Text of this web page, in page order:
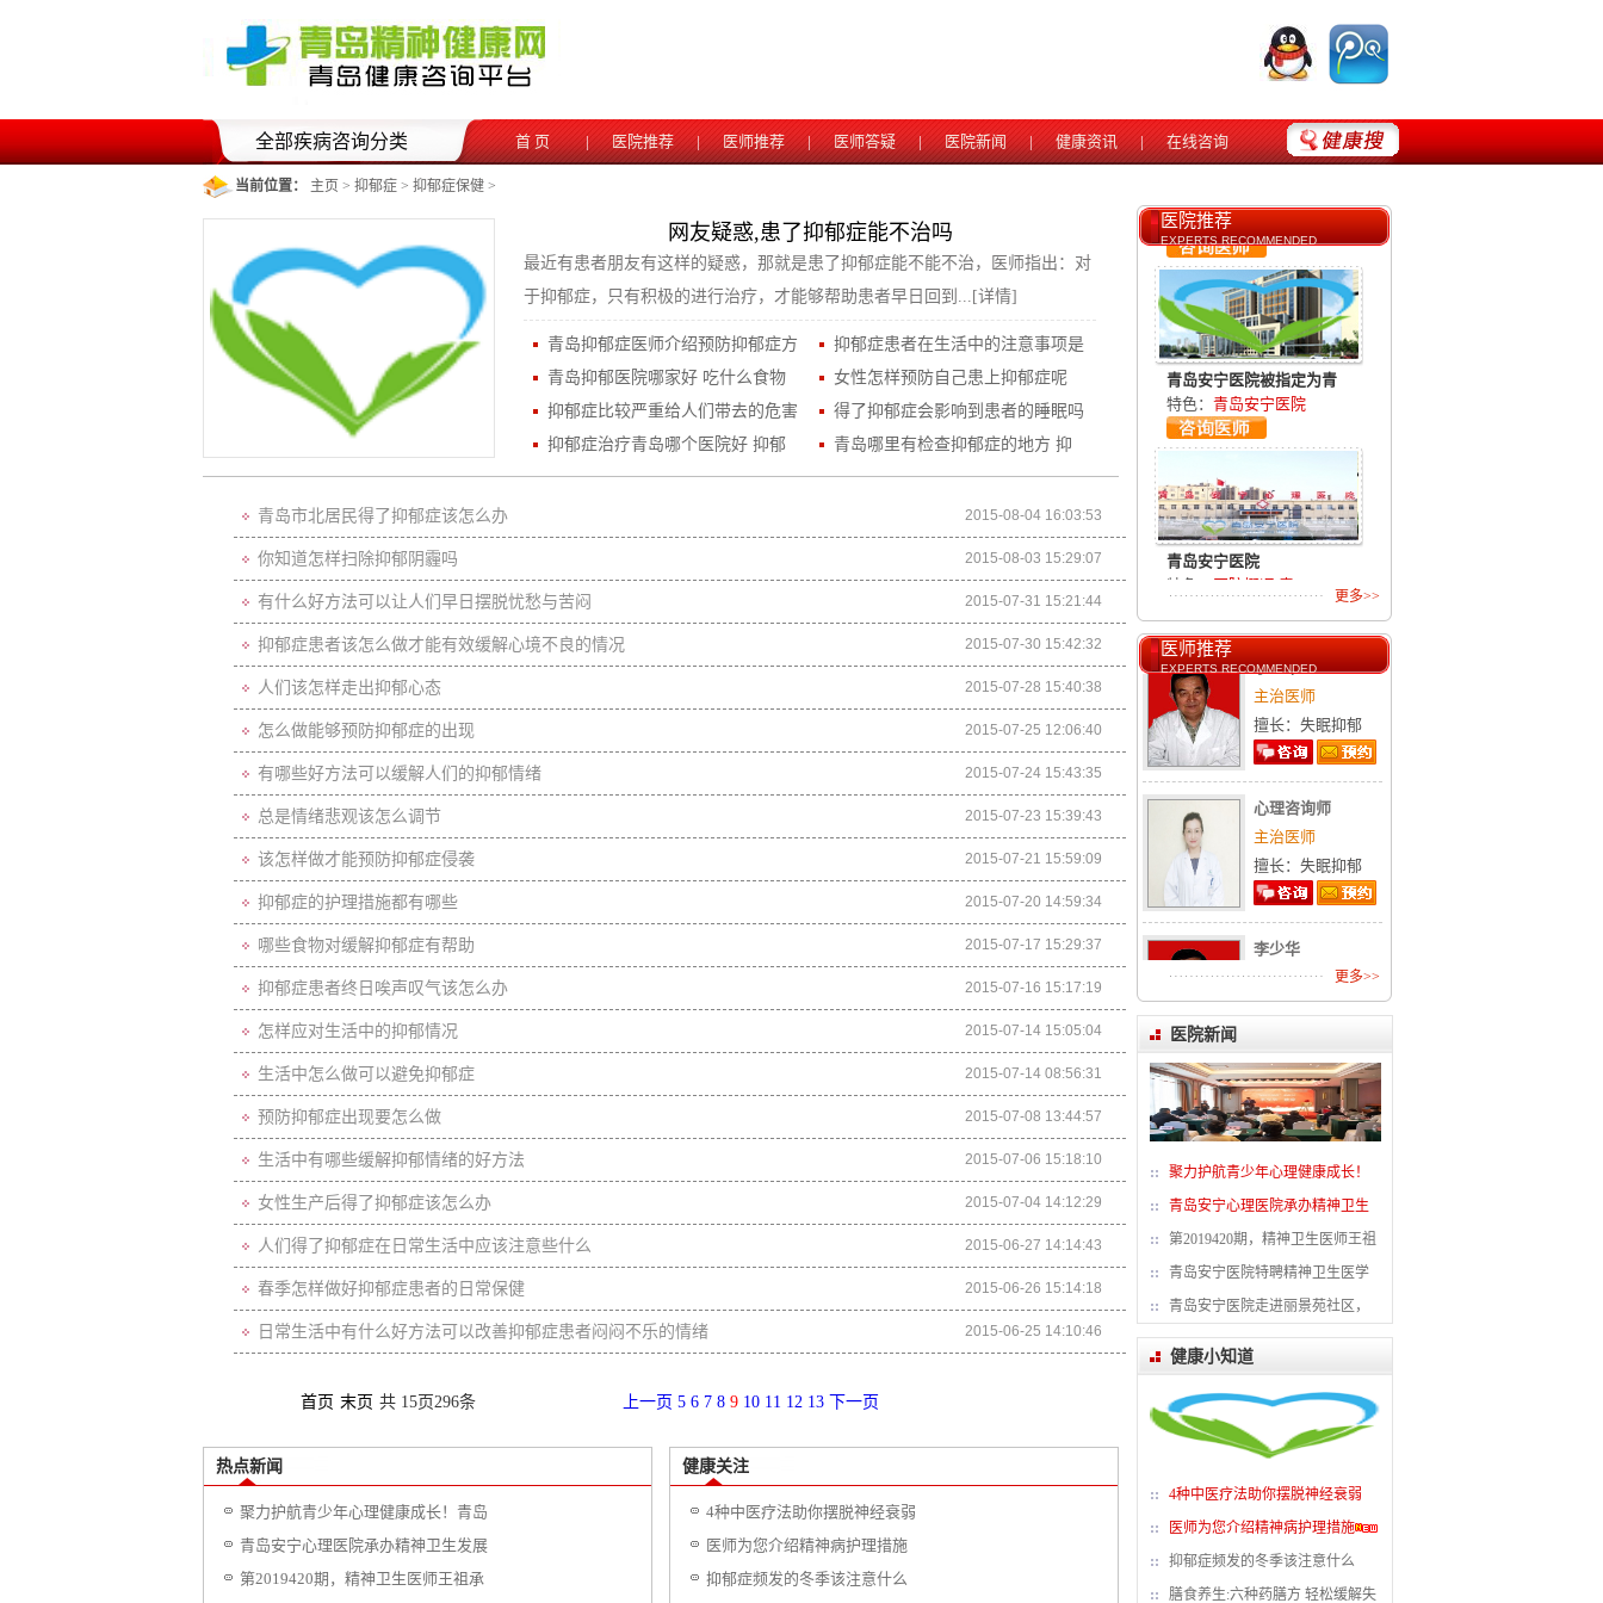
全部疾病咨询分类 首 页 | 医院推荐 | 医师推荐 | 医师答疑 | 医院新闻 | 健康资讯 | 在线咨询
当前位置： 主页 > 抑郁症 > 抑郁症保健 >
网友疑惑,患了抑郁症能不治吗
最近有患者朋友有这样的疑惑，那就是患了抑郁症能不能不治，医师指出：对
于抑郁症，只有积极的进行治疗，才能够帮助患者早日回到... [详情]
青岛抑郁症医师介绍预防抑郁症方
抑郁症患者在生活中的注意事项是
青岛抑郁医院哪家好 吃什么食物
女性怎样预防自己患上抑郁症呢
抑郁症比较严重给人们带去的危害
得了抑郁症会影响到患者的睡眠吗
抑郁症治疗青岛哪个医院好 抑郁
青岛哪里有检查抑郁症的地方 抑
青岛市北居民得了抑郁症该怎么办 2015-08-04 16:03:53
你知道怎样扫除抑郁阴霾吗 2015-08-03 15:29:07
有什么好方法可以让人们早日摆脱忧愁与苦闷 2015-07-31 15:21:44
抑郁症患者该怎么做才能有效缓解心境不良的情况 2015-07-30 15:42:32
人们该怎样走出抑郁心态 2015-07-28 15:40:38
怎么做能够预防抑郁症的出现 2015-07-25 12:06:40
有哪些好方法可以缓解人们的抑郁情绪 2015-07-24 15:43:35
总是情绪悲观该怎么调节 2015-07-23 15:39:43
该怎样做才能预防抑郁症侵袭 2015-07-21 15:59:09
抑郁症的护理措施都有哪些 2015-07-20 14:59:34
哪些食物对缓解抑郁症有帮助 2015-07-17 15:29:37
抑郁症患者终日唉声叹气该怎么办 2015-07-16 15:17:19
怎样应对生活中的抑郁情况 2015-07-14 15:05:04
生活中怎么做可以避免抑郁症 2015-07-14 08:56:31
预防抑郁症出现要怎么做 2015-07-08 13:44:57
生活中有哪些缓解抑郁情绪的好方法 2015-07-06 15:18:10
女性生产后得了抑郁症该怎么办 2015-07-04 14:12:29
人们得了抑郁症在日常生活中应该注意些什么 2015-06-27 14:14:43
春季怎样做好抑郁症患者的日常保健 2015-06-26 15:14:18
日常生活中有什么好方法可以改善抑郁症患者闷闷不乐的情绪 2015-06-25 14:10:46
首页 上一页 5 6 7 8 9 10 11 12 13 下一页
末页 共 15页296条
热点新闻
聚力护航青少年心理健康成长！青岛
青岛安宁心理医院承办精神卫生发展
第2019420期，精神卫生医师王祖承
健康关注
4种中医疗法助你摆脱神经衰弱
医师为您介绍精神病护理措施
抑郁症频发的冬季该注意什么
医院推荐
EXPERTS RECOMMENDED
青岛安宁医院被指定为青
特色：青岛安宁医院
青岛安宁医院
特色：医院概况 青
青岛失眠抑郁康复中心
特色： 青岛失眠抑郁
青岛第九人民医院
特色：摘要: 青岛市
刘国新——副主任医师
特色：刘国新，青岛
青岛安宁医院被指定为青
特色：青岛安宁医院
青岛安宁医院
更多>>
医师推荐
EXPERTS RECOMMENDED
心理咨询师
主治医师
擅长：失眠抑郁
李少华
主治医师
擅长：失眠抑郁
主治医师
擅长：失眠抑郁
主治医师
擅长：失眠抑郁
更多>>
医院新闻
聚力护航青少年心理健康成长！
青岛青少年心理咨询中心
青岛安宁心理医院承办精神卫生
发展论坛在青岛正阳心理
第2019420期，精神卫生医师王祖
承教授来院会诊圆满结
青岛安宁医院特聘精神卫生医学
医师王祖承为医院客座教
青岛安宁医院走进丽景苑社区，
为社区缓刑人员开展心理
健康小知道
4种中医疗法助你摆脱神经衰弱
医师为您介绍精神病护理措施
抑郁症频发的冬季该注意什么
膳食养生:六种药膳方 轻松缓解失